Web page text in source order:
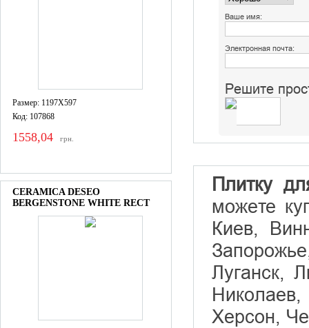
Размер: 1197X597
Код: 107868
1558,04 грн.
CERAMICA DESEO
BERGENSTONE WHITE RECT
Ваше имя:
Электронная почта:
Решите
Плитку
можете
Киев,
Луганск,
Херсон,